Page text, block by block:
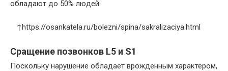
обладают до 50% людей.
↑https://osankatela.ru/bolezni/spina/sakralizaciya.html
Сращение позвонков L5 и S1
Поскольку нарушение обладает врожденным характером,